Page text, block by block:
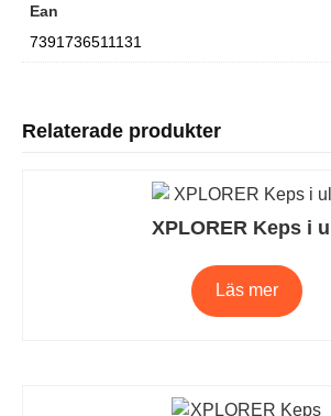
Ean
7391736511131
Relaterade produkter
XPLORER Keps i ull
Läs mer